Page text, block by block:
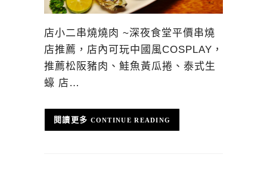
店小二串燒燒肉 ~深夜食堂平價串燒
店推薦，店內可玩中國風COSPLAY，
推薦松阪豬肉、鮭魚黃瓜捲、泰式生
蠔 店…
CONTINUE READING